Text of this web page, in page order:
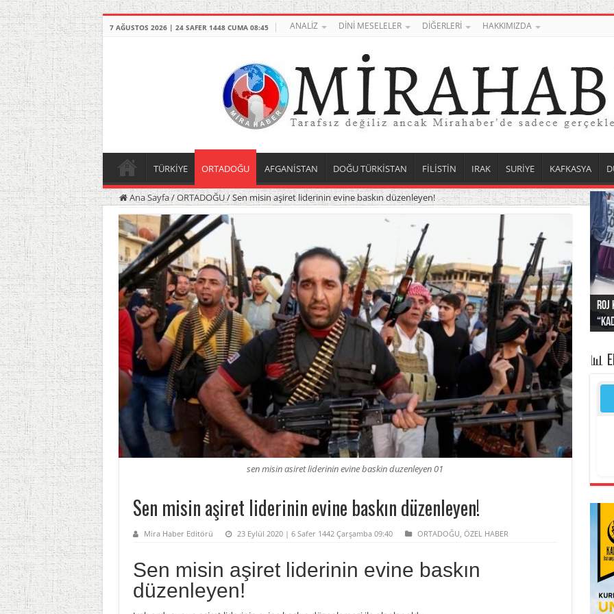
7 AĞUSTOS 2026 | 24 SAFER 1448 CUMA 08:45 ANALİZ DİNİ MESELELER DİĞERLERİ HAKKIMIZDA
TÜRKİYE ORTADOĞU AFGANİSTAN DOĞU TÜRKİSTAN FİLİSTİN IRAK SURİYE KAFKASYA
Ana Sayfa/ORTADOĞU/Sen misin aşiret liderinin evine baskın düzenleyen!
sen misin asiret liderinin evine baskin duzenleyen 01
Sen misin aşiret liderinin evine baskın düzenleyen!
Mira Haber Editörü 23 Eylül 2020 | 6 Safer 1442 Çarşamba 09:40 ORTADOĞU, ÖZEL HABER
Sen misin aşiret liderinin evine baskın
düzenleyen!
Roj
📊